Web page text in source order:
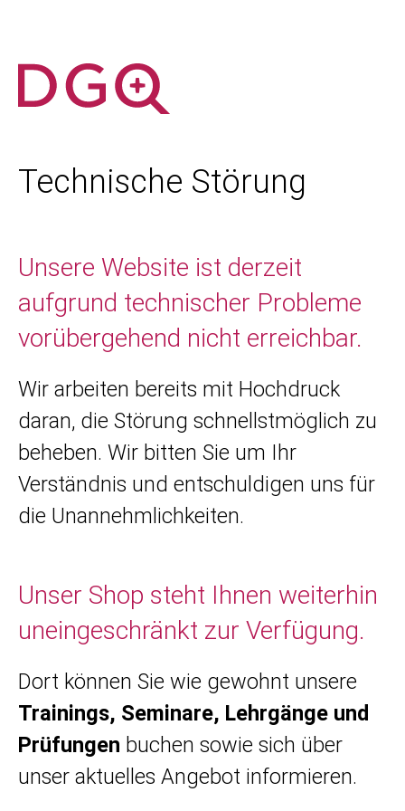
Technische Störung
Unsere Website ist derzeit
aufgrund technischer Probleme
vorübergehend nicht erreichbar.
Wir arbeiten bereits mit Hochdruck
daran, die Störung schnellstmöglich zu
beheben. Wir bitten Sie um Ihr
Verständnis und entschuldigen uns für
die Unannehmlichkeiten.
Unser Shop steht Ihnen weiterhin
uneingeschränkt zur Verfügung.
Dort können Sie wie gewohnt unsere
Trainings, Seminare, Lehrgänge und
Prüfungen buchen sowie sich über
unser aktuelles Angebot informieren.